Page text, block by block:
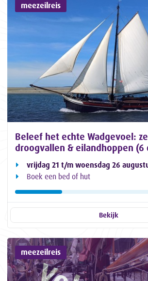
meezeilreis
Beleef het echte Wadgevoel:
droogvallen & eilandhoppen (6
vrijdag 21 t/m woensdag 26
Boek een bed of hut
Bekijk
meezeilreis